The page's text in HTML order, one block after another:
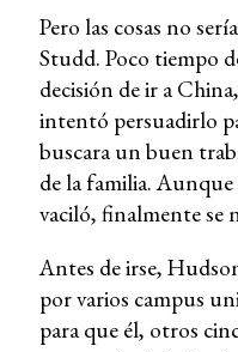
Pero las cosas no
Studd. Poco tiempo
decisión de ir a
intentó persuadirlo
buscara un buen
de la familia.
vaciló, finalmente se
Antes de irse,
por varios campus
para que él, otros